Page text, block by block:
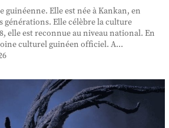
guinéenne. Elle est née à Kankan, en
générations. Elle célèbre la culture
elle est reconnue au niveau national. En
culturel guinéen officiel. A...